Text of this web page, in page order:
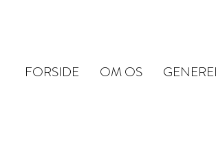
FORSIDE OM OS